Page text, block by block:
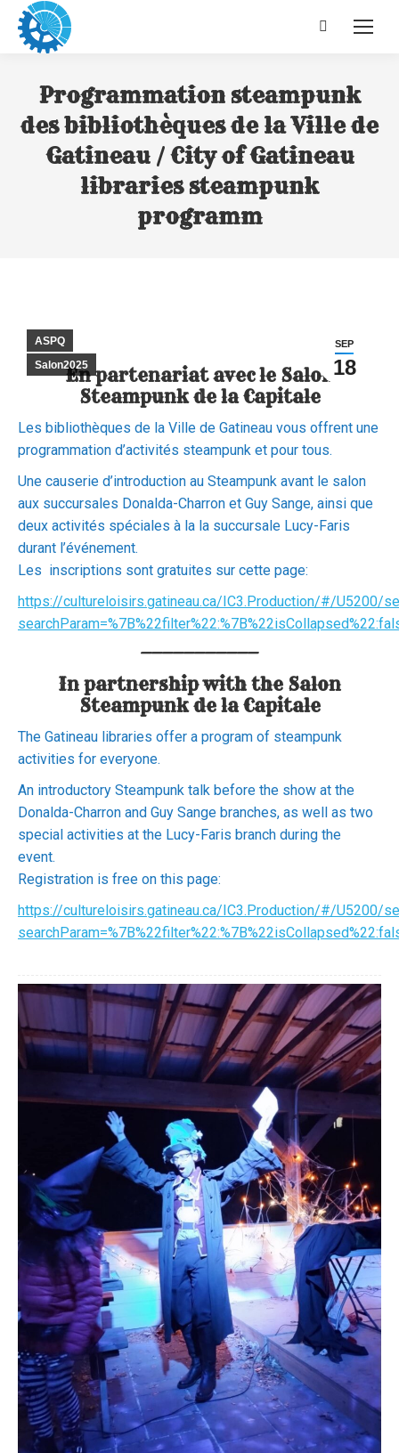
Recherche
Programmation steampunk
des bibliothèques de la Ville de
Gatineau / City of Gatineau
libraries steampunk
programm
SEP
18
ASPQ
Salon2025En partenariat avec le Salon
Steampunk de la Capitale
Les bibliothèques de la Ville de Gatineau vous offrent une
programmation d’activités steampunk et pour tous.
Une causerie d’introduction au Steampunk avant le salon
aux succursales Donalda-Charron et Guy Sange, ainsi que
deux activités spéciales à la la succursale Lucy-Faris
durant l’événement.
Les inscriptions sont gratuites sur cette page:
https://cultureloisirs.gatineau.ca/IC3.Production/#/U5200/
———————————
In partnership with the Salon
Steampunk de la Capitale
The Gatineau libraries offer a program of steampunk
activities for everyone.
An introductory Steampunk talk before the show at the
Donalda-Charron and Guy Sange branches, as well as two
special activities at the Lucy-Faris branch during the
event.
Registration is free on this page:
https://cultureloisirs.gatineau.ca/IC3.Production/#/U5200/